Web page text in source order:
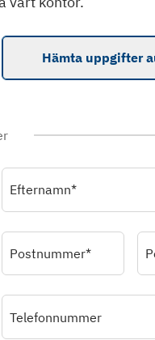
Hämta uppgifter
Efternamn*
Postnummer*
Telefonnummer